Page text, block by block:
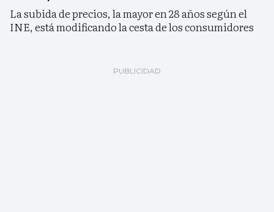
La subida de precios, la mayor en 28 años según el
INE, está modificando la cesta de los consumidores